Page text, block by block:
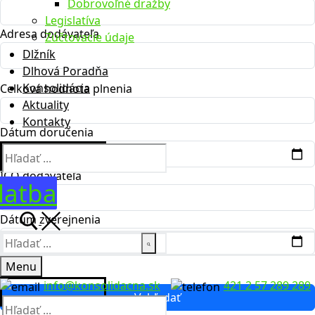
Dobrovoľné dražby
Legislatíva
Zúčtovacie údaje
Dlžník
Dlhová Poradňa
Konsolidácia
Aktuality
Kontakty
Hľadať:
Hľadať:
Menu
info@konsolidacna.sk
421 2 57 289 289
Hľadať:
Adresa dodávateľa
Celková hodnota plnenia
Dátum doručenia
IČO dodávateľa
Dátum zverejnenia
Vyhľadať